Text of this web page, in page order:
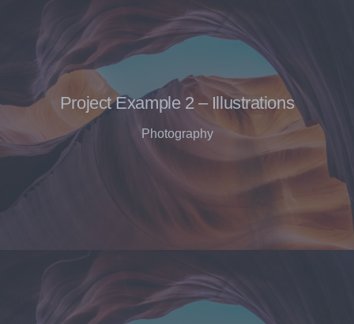
Project Example 2 – Illustrations
Photography